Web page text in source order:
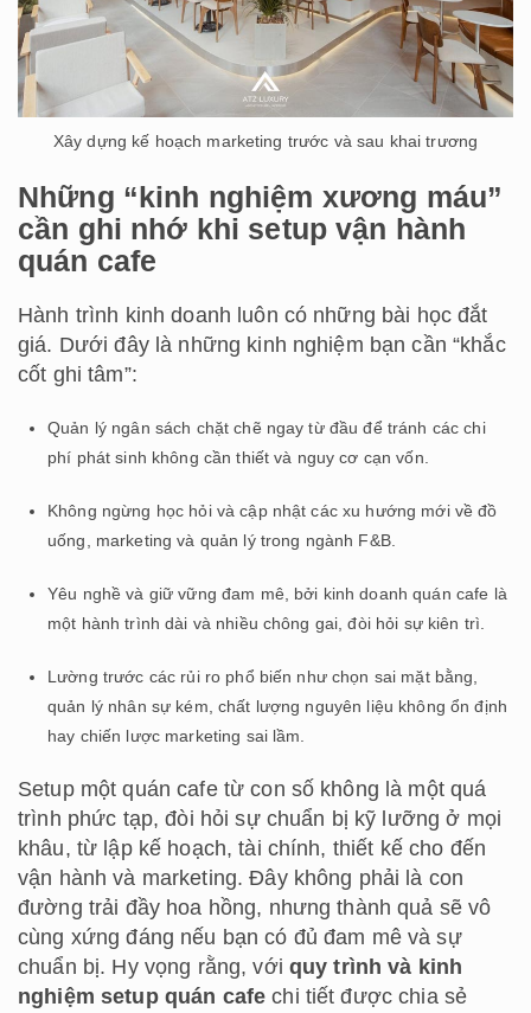
Xây dựng kế hoạch marketing trước và sau khai trương
Những “kinh nghiệm xương máu”
cần ghi nhớ khi setup vận hành
quán cafe
Hành trình kinh doanh luôn có những bài học đắt
giá. Dưới đây là những kinh nghiệm bạn cần “khắc
cốt ghi tâm”:
Quản lý ngân sách chặt chẽ ngay từ đầu để tránh các chi
phí phát sinh không cần thiết và nguy cơ cạn vốn.
Không ngừng học hỏi và cập nhật các xu hướng mới về đồ
uống, marketing và quản lý trong ngành F&B.
Yêu nghề và giữ vững đam mê, bởi kinh doanh quán cafe là
một hành trình dài và nhiều chông gai, đòi hỏi sự kiên trì.
Lường trước các rủi ro phổ biến như chọn sai mặt bằng,
quản lý nhân sự kém, chất lượng nguyên liệu không ổn định
hay chiến lược marketing sai lầm.
Setup một quán cafe từ con số không là một quá
trình phức tạp, đòi hỏi sự chuẩn bị kỹ lưỡng ở mọi
khâu, từ lập kế hoạch, tài chính, thiết kế cho đến
vận hành và marketing. Đây không phải là con
đường trải đầy hoa hồng, nhưng thành quả sẽ vô
cùng xứng đáng nếu bạn có đủ đam mê và sự
chuẩn bị. Hy vọng rằng, với quy trình và kinh
nghiệm setup quán cafe chi tiết được chia sẻ